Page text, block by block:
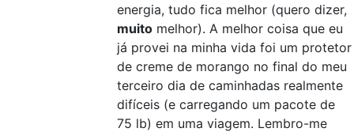
energia, tudo fica melhor (quero dizer,
muito melhor). A melhor coisa que eu
já provei na minha vida foi um protetor
de creme de morango no final do meu
terceiro dia de caminhadas realmente
difíceis (e carregando um pacote de
75 lb) em uma viagem. Lembro-me